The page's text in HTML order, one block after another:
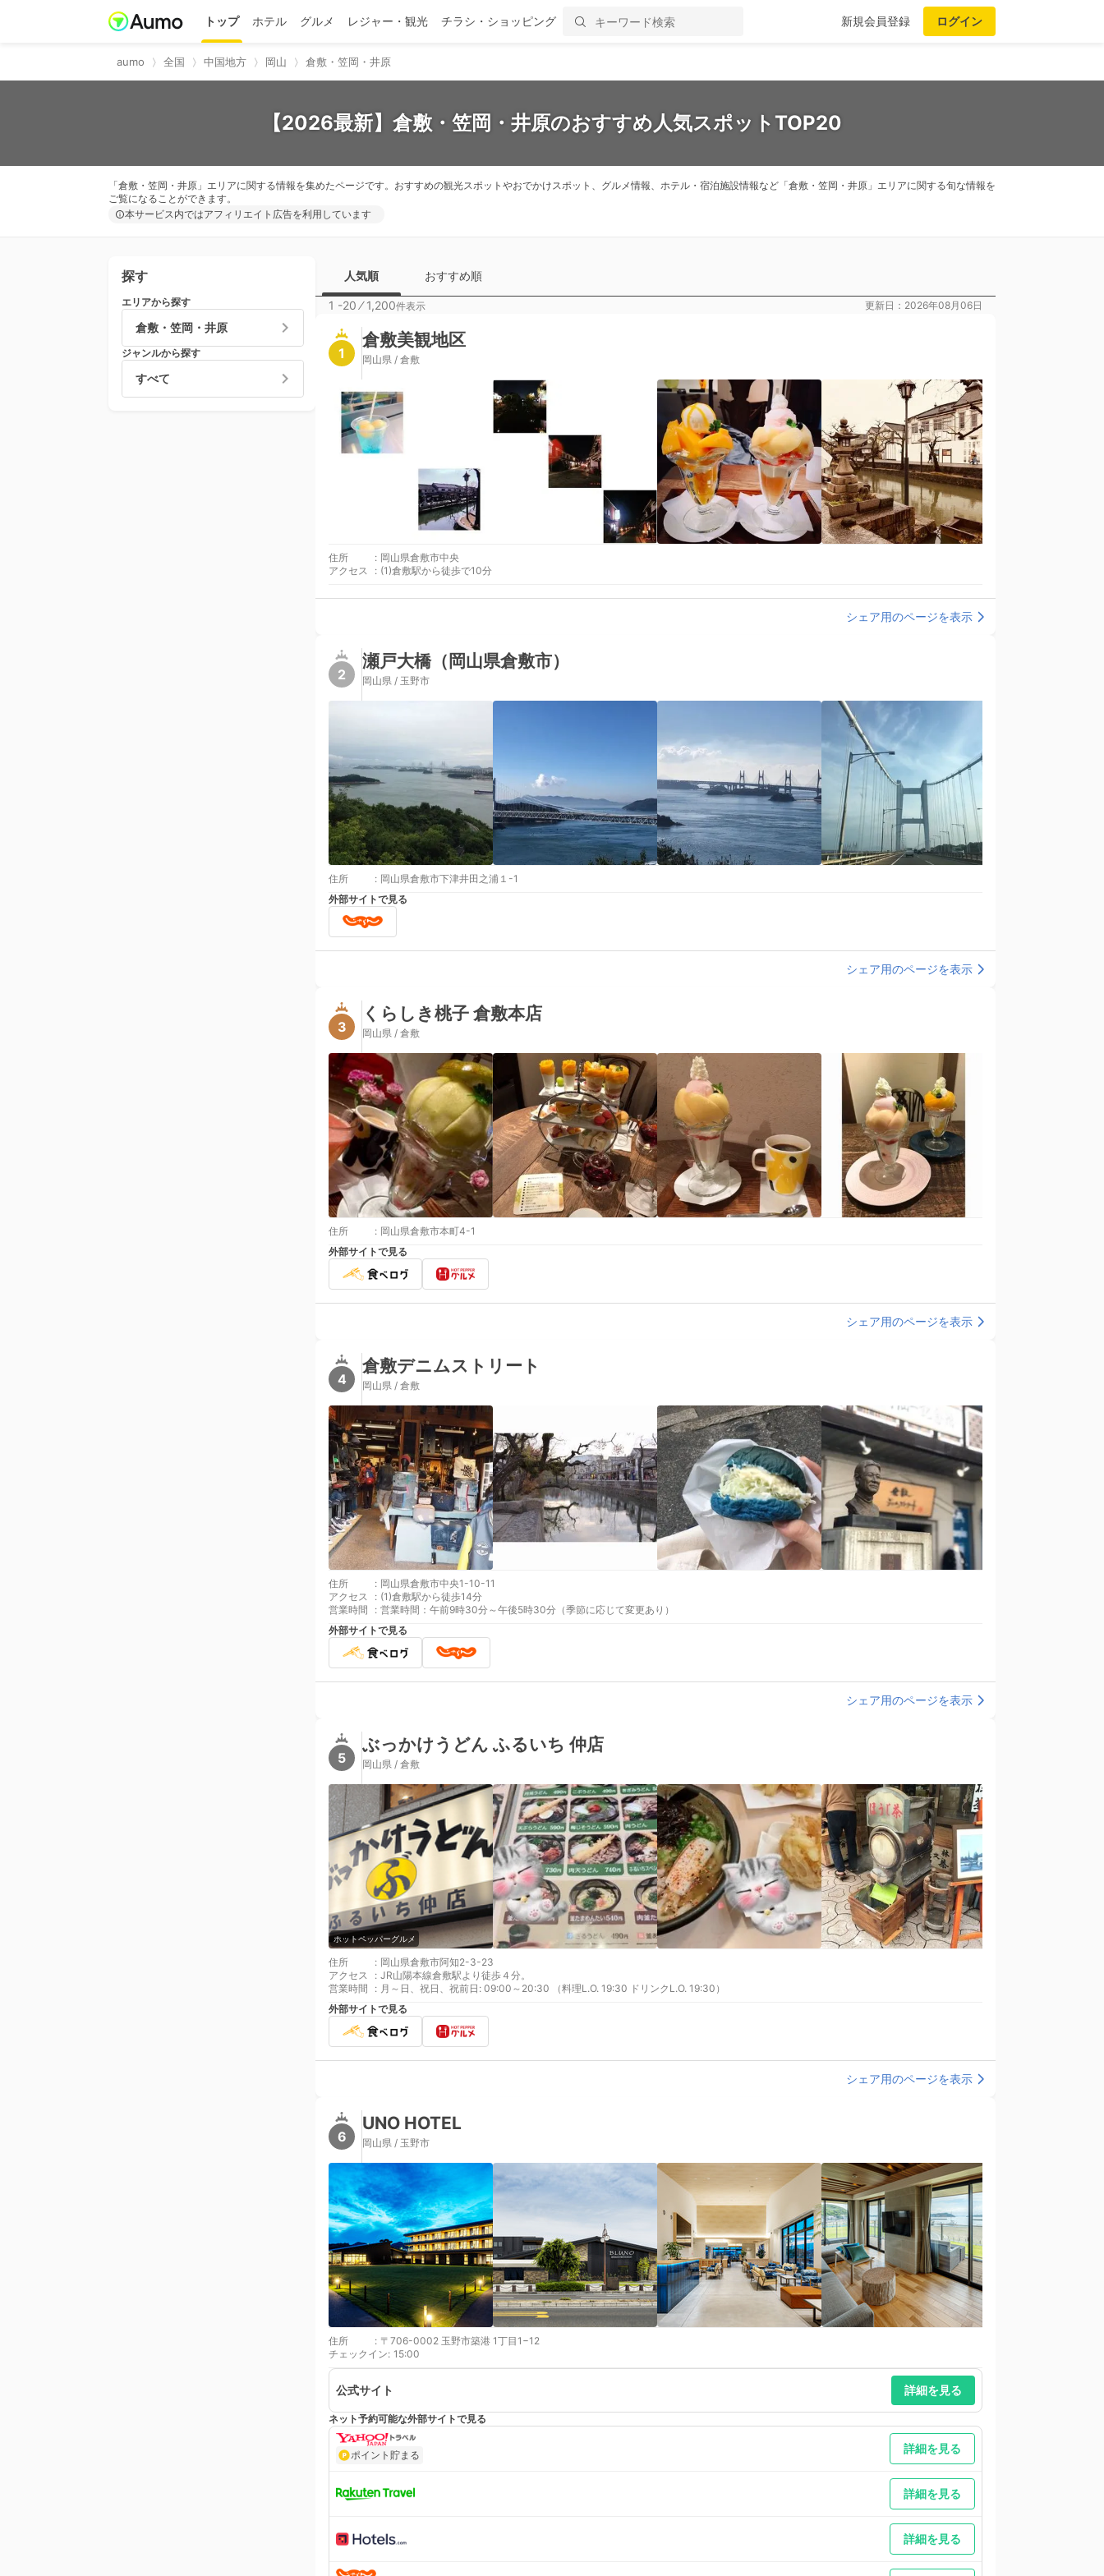
トップ ホテル グルメ レジャー・観光 チラシ・ショッピング 新規会員登録 ログイン
aumo 全国 中国地方 岡山 倉敷・笠岡・井原
【2026最新】倉敷・笠岡・井原のおすすめ人気スポットTOP20
「倉敷・笠岡・井原」エリアに関する情報を集めたページです。おすすめの観光スポットやおでかけスポット、グルメ情報、ホテル・宿泊施設情報など「倉敷・笠岡・井原」エリアに関する旬な情報を
ご覧になることができます。
本サービス内ではアフィリエイト広告を利用しています
探す
エリアから探す
倉敷・笠岡・井原
ジャンルから探す
すべて
人気順 おすすめ順
1 -20 ⁄1,200件表示 更新日：2026年08月06日
1
倉敷美観地区
岡山県 / 倉敷
住所 : 岡山県倉敷市中央
アクセス
: (1)倉敷駅から徒歩で10分
シェア用のページを表示
2
瀬戸大橋（岡山県倉敷市）
岡山県 / 玉野市
住所 : 岡山県倉敷市下津井田之浦１-1
外部サイトで見る
シェア用のページを表示
3
くらしき桃子 倉敷本店
岡山県 / 倉敷
住所 : 岡山県倉敷市本町4-1
外部サイトで見る
シェア用のページを表示
4
倉敷デニムストリート
岡山県 / 倉敷
住所 : 岡山県倉敷市中央1-10-11
アクセス
: (1)倉敷駅から徒歩14分
営業時間
: 営業時間：午前9時30分～午後5時30分（季節に応じて変更あり）
外部サイトで見る
シェア用のページを表示
5
ぶっかけうどん ふるいち 仲店
岡山県 / 倉敷
ホットペッパーグルメ
住所 : 岡山県倉敷市阿知2-3-23
アクセス
: JR山陽本線倉敷駅より徒歩４分。
営業時間
: 月～日、祝日、祝前日: 09:00～20:30 （料理L.O. 19:30 ドリンクL.O. 19:30）
外部サイトで見る
シェア用のページを表示
6
UNO HOTEL
岡山県 / 玉野市
住所 : 〒706-0002 玉野市築港 1丁目1−12
チェックイン: 15:00
公式サイト 詳細を見る
ネット予約可能な外部サイトで見る
ポイント貯まる 詳細を見る
詳細を見る
詳細を見る